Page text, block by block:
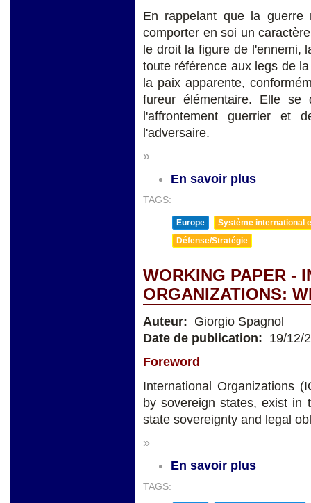
En rappelant que la
comporter en soi un
le droit la figure de l'ennemi,
toute référence aux legs de
la paix apparente,
fureur élémentaire. Elle se
l'affrontement guerrier et
l'adversaire.
»
En savoir plus
TAGS:
Europe
Système international
Défense/Stratégie
WORKING PAPER -
ORGANIZATIONS:
Auteur: Giorgio Spagnol
Date de publication: 19/12/
Foreword
International Organizations
by sovereign states, exist in
state sovereignty and legal
»
En savoir plus
TAGS: